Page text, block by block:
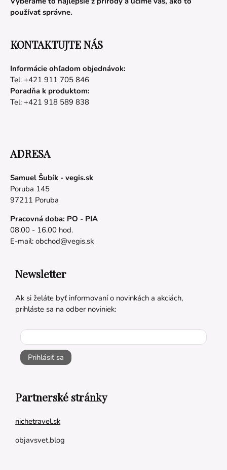
používať správne.
KONTAKTUJTE NÁS
Informácie ohľadom objednávok:
Tel: +421 911 705 846
Poradňa k produktom:
Tel: +421 918 589 838
ADRESA
Samuel Šubík - vegis.sk
Poruba 145
97211 Poruba
Pracovná doba: PO - PIA
08.00 - 16.00 hod.
E-mail: obchod@vegis.sk
Newsletter
Ak si želáte byť informovaní o novinkách a akciách,
prihláste sa na odber noviniek:
Prihlásiť sa
Partnerské stránky
nichetravel.sk
objavsvet.blog